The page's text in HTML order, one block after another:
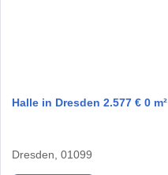
Halle in Dresden 2.577 € 0 m²
Dresden, 01099